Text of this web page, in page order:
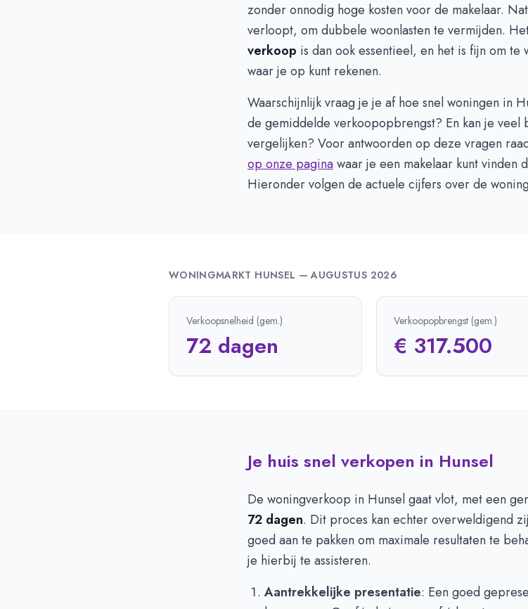
zonder onnodig hoge kosten voor de makelaar.
verloopt, om dubbele woonlasten te vermijden.
verkoop is dan ook essentieel, en het is fijn om
waar je op kunt rekenen.
Waarschijnlijk vraag je je af hoe snel woningen in
de gemiddelde verkoopopbrengst? En kan je veel
vergelijken? Voor antwoorden op deze vragen
op onze paginawaar je een makelaar kunt vinden
Hieronder volgen de actuele cijfers over de
WONINGMARKT HUNSEL —AUGUSTUS 2026
Verkoopsnelheid (gem.)
72 dagen
Verkoopopbrengst (gem.)
€ 317.500
Je huis snel verkopen in Hunsel
De woningverkoop in Hunsel gaat vlot, met een
72 dagen. Dit proces kan echter overweldigend
goed aan te pakken om maximale resultaten te
je hierbij te assisteren.
Aantrekkelijke presentatie: Een goed